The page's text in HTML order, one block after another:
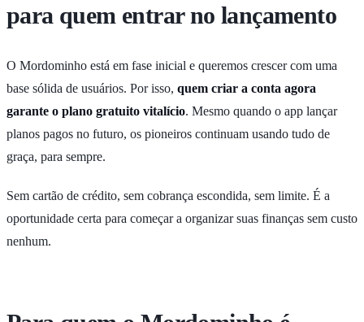
para quem entrar no lançamento
O Mordominho está em fase inicial e queremos crescer com uma
base sólida de usuários. Por isso, quem criar a conta agora
garante o plano gratuito vitalício. Mesmo quando o app lançar
planos pagos no futuro, os pioneiros continuam usando tudo de
graça, para sempre.
Sem cartão de crédito, sem cobrança escondida, sem limite. É a
oportunidade certa para começar a organizar suas finanças sem custo
nenhum.